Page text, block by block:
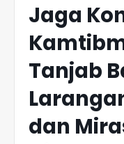
Jaga
Tanjab
dan